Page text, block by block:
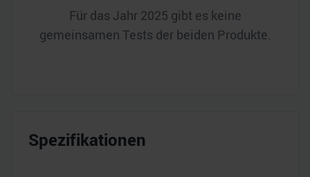
Für das Jahr 2025 gibt es keine
gemeinsamen Tests der beiden Produkte.
Spezifikationen